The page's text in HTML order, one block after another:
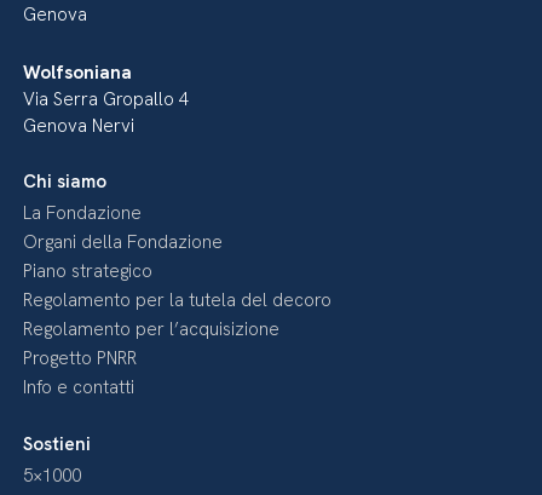
Genova
Wolfsoniana
Via Serra Gropallo 4
Genova Nervi
Chi siamo
La Fondazione
Organi della Fondazione
Piano strategico
Regolamento per la tutela del decoro
Regolamento per l’acquisizione
Progetto PNRR
Info e contatti
Sostieni
5×1000